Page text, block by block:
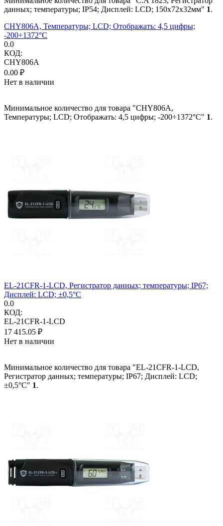
данных; температуры; IP54; Дисплей: LCD; 150x72x32мм" 1.
CHY806A, Температуры; LCD; Отображать: 4,5 цифры;
-200÷1372°C
0.0
КОД:
CHY806A
0.00 ₽
Нет в наличии
Минимальное количество для товара "CHY806A,
Температуры; LCD; Отображать: 4,5 цифры; -200÷1372°C" 1.
EL-21CFR-1-LCD, Регистратор данных; температуры; IP67;
Дисплей: LCD; ±0,5°C
0.0
КОД:
EL-21CFR-1-LCD
17 415.05 ₽
Нет в наличии
Минимальное количество для товара "EL-21CFR-1-LCD,
Регистратор данных; температуры; IP67; Дисплей: LCD;
±0,5°C" 1.